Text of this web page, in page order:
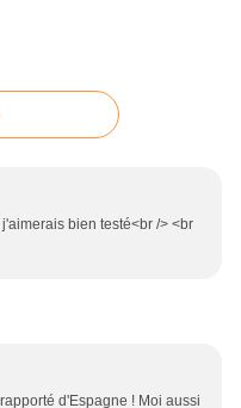
bien testé<br /> <br
d'Espagne ! Moi aussi